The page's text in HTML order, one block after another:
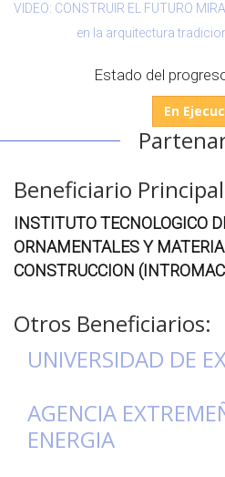
VIDEO: CONSTRUIR EL FUTURO
en la arquitectura
Estado del
En
Beneficiario
INSTITUTO TECNOLOGICO
ORNAMENTALES Y
CONSTRUCCION
Otros Beneficiarios:
UNIVERSIDAD DE
AGENCIA
ENERGIA